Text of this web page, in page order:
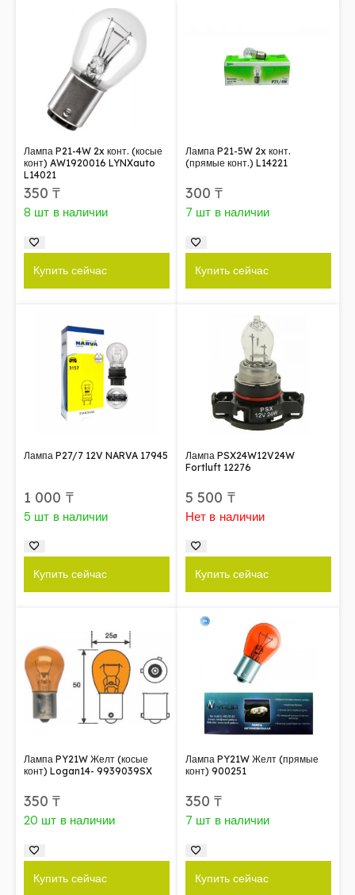
Лампа P21-4W 2x конт. (косые
конт) AW1920016 LYNXauto
L14021
350₸
8 шт в наличии
Купить сейчас
Лампа P21-5W 2x конт.
(прямые конт.) L14221
300₸
7 шт в наличии
Купить сейчас
Лампа P27/7 12V NARVA 17945
1 000 ₸
5 шт в наличии
Купить сейчас
Лампа PSX24W12V24W
Fortluft 12276
5 500 ₸
Нет в наличии
Купить сейчас
Лампа PY21W Желт (косые
конт) Logan14- 9939039SX
350₸
20 шт в наличии
Купить сейчас
Лампа PY21W Желт (прямые
конт) 900251
350₸
7 шт в наличии
Купить сейчас